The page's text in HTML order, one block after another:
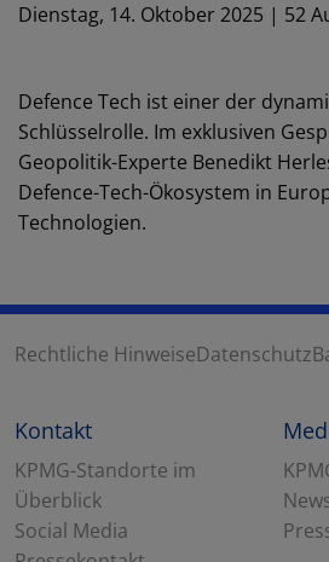
Dienstag, 14. Oktober 2025 | 52
Defence Tech ist einer der
Schlüsselrolle. Im exklusiven
Geopolitik-Experte Benedikt
Defence-Tech-Ökosystem in
Technologien.
Rechtliche HinweiseDatenschutz
Kontakt
KPMG-Standorte im
Überblick
Social Media